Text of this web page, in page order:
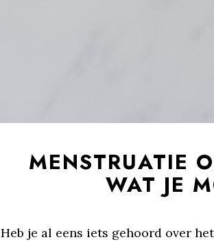
MENSTRUATIE
WAT JE
Heb je al eens iets gehoord over